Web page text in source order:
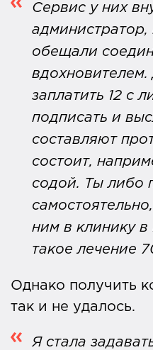
Сервис у них
администратор,
обещали
заплатить 12 с
подписать и
составляют
состоит,
содой. Ты либо
ним в клинику в
такое лечение
Однако получить
так и не удалось.
Я стала